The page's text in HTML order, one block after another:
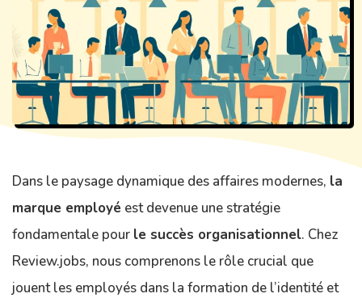
Dans le paysage dynamique des affaires modernes, la
marque employé est devenue une stratégie
fondamentale pour le succès organisationnel. Chez
Review.jobs, nous comprenons le rôle crucial que
jouent les employés dans la formation de l’identité et